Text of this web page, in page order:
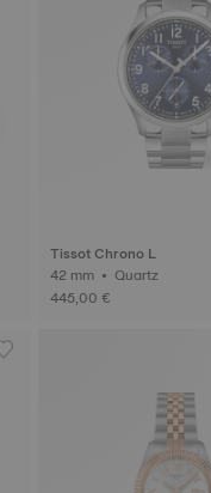
Tissot Chrono L
42 mm • Quartz
445,00 €